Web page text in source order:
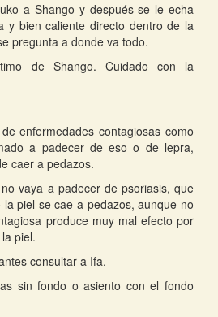
a Shango y después se le echa
y bien caliente directo dentro de la
pregunta a donde va todo.
de Shango. Cuidado con la
enfermedades contagiosas como
a padecer de eso o de lepra,
caer a pedazos.
vaya a padecer de psoriasis, que
piel se cae a pedazos, aunque no
produce muy mal efecto por
piel.
consultar a Ifa.
sin fondo o asiento con el fondo